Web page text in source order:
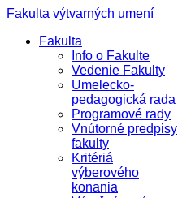
Fakulta výtvarných umení
Fakulta
Info o Fakulte
Vedenie Fakulty
Umelecko-
pedagogická rada
Programové rady
Vnútorné predpisy
fakulty
Kritériá
výberového
konania